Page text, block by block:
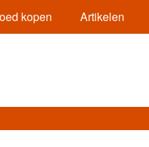
kopen Artikelen